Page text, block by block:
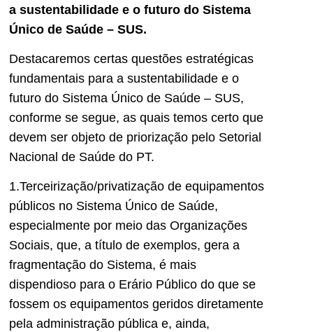
a sustentabilidade e o futuro do Sistema
Único de Saúde – SUS.
Destacaremos certas questões estratégicas
fundamentais para a sustentabilidade e o
futuro do Sistema Único de Saúde – SUS,
conforme se segue, as quais temos certo que
devem ser objeto de priorização pelo Setorial
Nacional de Saúde do PT.
1.Terceirização/privatização de equipamentos
públicos no Sistema Único de Saúde,
especialmente por meio das Organizações
Sociais, que, a título de exemplos, gera a
fragmentação do Sistema, é mais
dispendioso para o Erário Público do que se
fossem os equipamentos geridos diretamente
pela administração pública e, ainda,